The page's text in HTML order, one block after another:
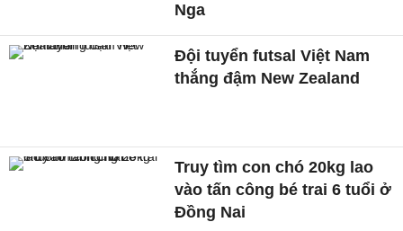
Nga
Đội tuyển futsal Việt Nam
thắng đậm New Zealand
Truy tìm con chó 20kg lao
vào tấn công bé trai 6 tuổi ở
Đồng Nai